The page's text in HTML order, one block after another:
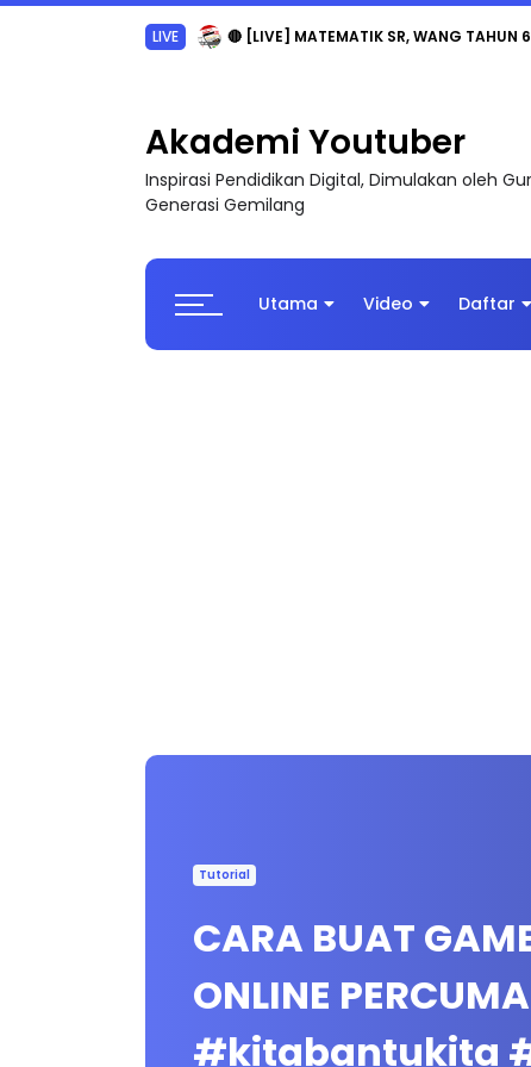
LIVE 🔴 [LIVE] MATEMATIK SR, WANG
Akademi Youtuber
Inspirasi Pendidikan Digital, Dimulakan oleh
Generasi Gemilang
Utama Video Daftar
Tutorial
CARA BUAT
ONLINE
#kitabantukita